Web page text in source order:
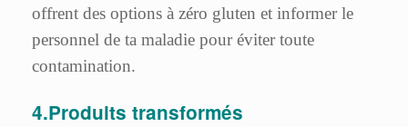
offrent des options à zéro gluten et informer le
personnel de ta maladie pour éviter toute
contamination.
4.Produits transformés